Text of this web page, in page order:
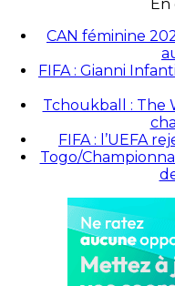
En
CAN féminine
FIFA : Gianni
Tchoukball : The
FIFA : l’UEFA
Togo/